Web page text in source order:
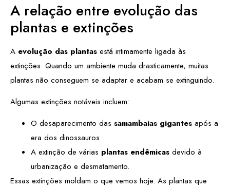
A relação entre evolução das
plantas e extinções
A evolução das plantas está intimamente ligada às
extinções. Quando um ambiente muda drasticamente, muitas
plantas não conseguem se adaptar e acabam se extinguindo.
Algumas extinções notáveis incluem:
O desaparecimento das samambaias gigantes após a
era dos dinossauros.
A extinção de várias plantas endêmicas devido à
urbanização e desmatamento.
Essas extinções moldam o que vemos hoje. As plantas que